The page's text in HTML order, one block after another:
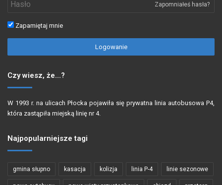
Zapomniałeś hasła?
Zapamiętaj mnie
Logowanie
Czy wiesz, że…?
W 1993 r. na ulicach Płocka pojawiła się prywatna linia autobusowa P4,
która zastąpiła miejską linię nr 4.
Najpopularniejsze tagi
gmina słupno kasacja kolizja linia P-4 linie sezonowe